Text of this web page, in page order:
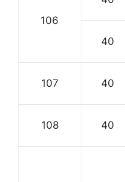
106
40
107 40
108 40